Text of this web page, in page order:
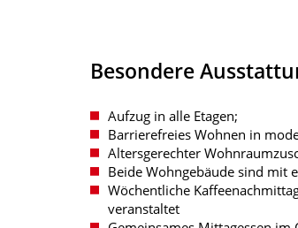
Besondere
Aufzug in alle Etagen;
Barrierefreies Wohnen in
Altersgerechter
Beide Wohngebäude sind mit
Wöchentliche
veranstaltet